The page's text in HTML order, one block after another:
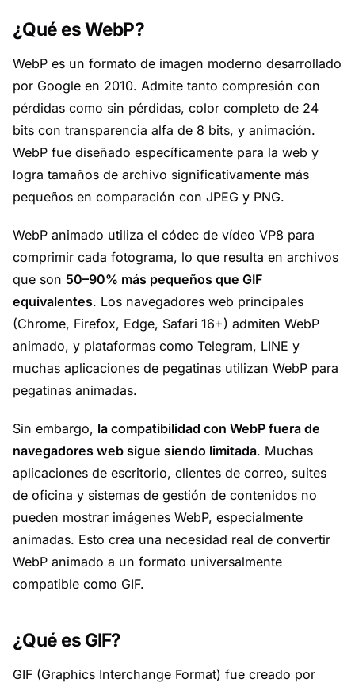
¿Qué es WebP?
WebP es un formato de imagen moderno desarrollado
por Google en 2010. Admite tanto compresión con
pérdidas como sin pérdidas, color completo de 24
bits con transparencia alfa de 8 bits, y animación.
WebP fue diseñado específicamente para la web y
logra tamaños de archivo significativamente más
pequeños en comparación con JPEG y PNG.
WebP animado utiliza el códec de vídeo VP8 para
comprimir cada fotograma, lo que resulta en archivos
que son 50–90% más pequeños que GIF
equivalentes. Los navegadores web principales
(Chrome, Firefox, Edge, Safari 16+) admiten WebP
animado, y plataformas como Telegram, LINE y
muchas aplicaciones de pegatinas utilizan WebP para
pegatinas animadas.
Sin embargo, la compatibilidad con WebP fuera de
navegadores web sigue siendo limitada. Muchas
aplicaciones de escritorio, clientes de correo, suites
de oficina y sistemas de gestión de contenidos no
pueden mostrar imágenes WebP, especialmente
animadas. Esto crea una necesidad real de convertir
WebP animado a un formato universalmente
compatible como GIF.
¿Qué es GIF?
GIF (Graphics Interchange Format) fue creado por